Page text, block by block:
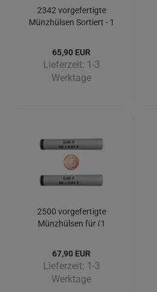
2342 vorgefertigte
Münzhülsen Sortiert - 1
65,90 EUR
Lieferzeit: 1-3
Werktage
2500 vorgefertigte
Münzhülsen für (1
67,90 EUR
Lieferzeit: 1-3
Werktage